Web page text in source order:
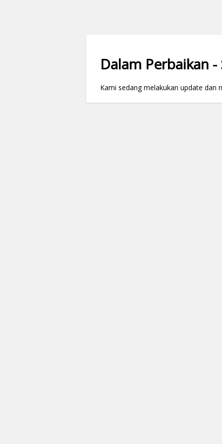
Dalam Perbaikan
Kami sedang melakukan update dan